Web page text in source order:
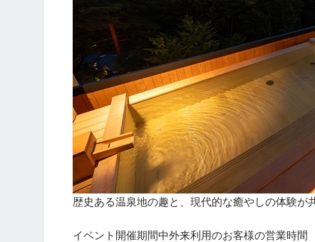
歴史ある温泉地の趣と、現代的な癒やしの体験が
イベント開催期間中外来利用のお客様の営業時間